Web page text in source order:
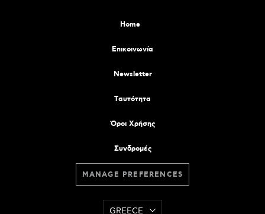
Home
Επικοινωνία
Newsletter
Tαυτότητα
Όροι Χρήσης
Συνδρομές
MANAGE PREFERENCES
GREECE